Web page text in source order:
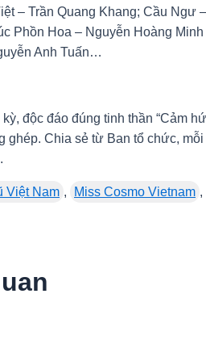
– Trần Quang Khang; Cầu
Phồn Hoa – Nguyễn Hoàng
Anh Tuấn…
độc đáo đúng tinh thần “Cảm
ghép. Chia sẻ từ Ban tổ chức,
Việt Nam , Miss Cosmo Vietnam ,